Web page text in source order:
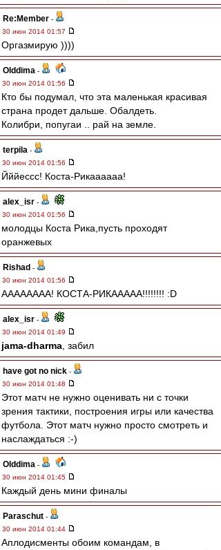
Re:Member -
30 июн 2014 01:57
Оргазмирую ))))
Olddima -
30 июн 2014 01:56
Кто бы подумал, что эта маленькая красивая
страна продет дальше. Обалдеть.
Колибри, попугаи .. рай на земле.
terpila -
30 июн 2014 01:56
Йййессс! Коста-Рикаааааа!
alex_isr -
30 июн 2014 01:56
молодцы Коста Рика,пусть проходят
оранжевых
Rishad -
30 июн 2014 01:56
АААААААА! КОСТА-РИКААААА!!!!!!!! :D
alex_isr -
30 июн 2014 01:49
jama-dharma , забил
have got no nick -
30 июн 2014 01:48
Этот матч не нужно оценивать ни с точки
зрения тактики, построения игры или качества
футбола. Этот матч нужно просто смотреть и
наслаждаться :-)
Olddima -
30 июн 2014 01:45
Каждый день мини финалы
Paraschut -
30 июн 2014 01:44
Аплодисменты обоим командам, в